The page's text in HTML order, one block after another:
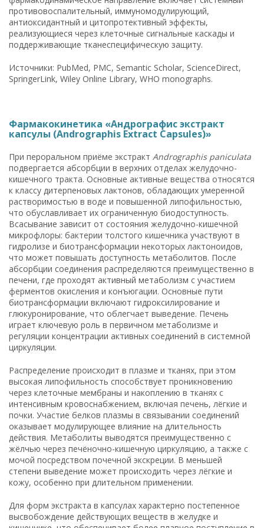
противовоспалительный, иммуномодулирующий,
антиоксидантный и цитопротективный эффекты,
реализующиеся через клеточные сигнальные каскады и
поддерживающие тканеспецифическую защиту.
Источники: PubMed, PMC, Semantic Scholar, ScienceDirect,
SpringerLink, Wiley Online Library, WHO monographs.
Фармакокинетика «Андрографис экстракт
капсулы (Andrographis Extract Capsules)»
При пероральном приёме экстракт Andrographis paniculata
подвергается абсорбции в верхних отделах желудочно-
кишечного тракта. Основные активные вещества относятся
к классу дитерпеновых лактонов, обладающих умеренной
растворимостью в воде и повышенной липофильностью,
что обуславливает их ограниченную биодоступность.
Всасывание зависит от состояния желудочно-кишечной
микрофлоры: бактерии толстого кишечника участвуют в
гидролизе и биотрансформации некоторых лактоноидов,
что может повышать доступность метаболитов. После
абсорбции соединения распределяются преимущественно в
печени, где проходят активный метаболизм с участием
ферментов окисления и конъюгации. Основные пути
биотрансформации включают гидроксилирование и
глюкуронирование, что облегчает выведение. Печень
играет ключевую роль в первичном метаболизме и
регуляции концентрации активных соединений в системной
циркуляции.
Распределение происходит в плазме и тканях, при этом
высокая липофильность способствует проникновению
через клеточные мембраны и накоплению в тканях с
интенсивным кровоснабжением, включая печень, лёгкие и
почки. Участие белков плазмы в связывании соединений
оказывает модулирующее влияние на длительность
действия. Метаболиты выводятся преимущественно с
жёлчью через печёночно-кишечную циркуляцию, а также с
мочой посредством почечной экскреции. В меньшей
степени выведение может происходить через лёгкие и
кожу, особенно при длительном применении.
Для форм экстракта в капсулах характерно постепенное
высвобождение действующих веществ в желудке и